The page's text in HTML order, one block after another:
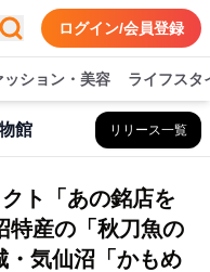
ログイン/会員登録
ッション・美容 ライフスタ
館 リリース一覧
ト「あの銘店を
産の「秋刀魚の
気仙沼「かもめ